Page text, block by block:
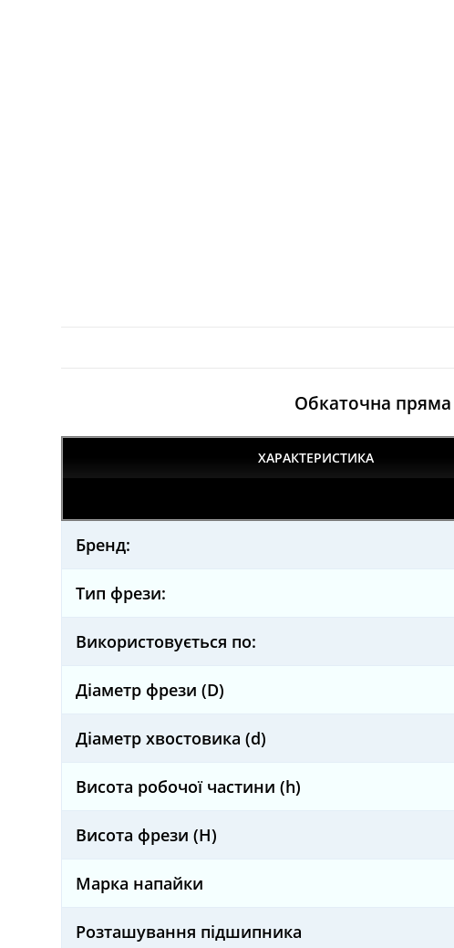
Обкаточна
ХАРАКТЕРИСТИКА
Бренд:
Тип фрези:
Використовується по:
Діаметр фрези (D)
Діаметр хвостовика (d)
Висота робочої частини (h)
Висота фрези (H)
Марка напайки
Розташування підшипника